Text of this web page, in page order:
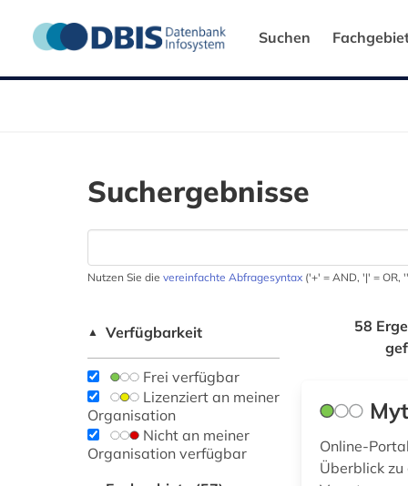
Suchen
Suchergebnisse
Nutzen Sie die vereinfachte Abfragesyntax ('+' = AND, '|' = OR,
▲ Verfügbarkeit
Frei verfügbar
Lizenziert an meiner
Organisation
Nicht an meiner
Organisation verfügbar
58
Online-
Überblick